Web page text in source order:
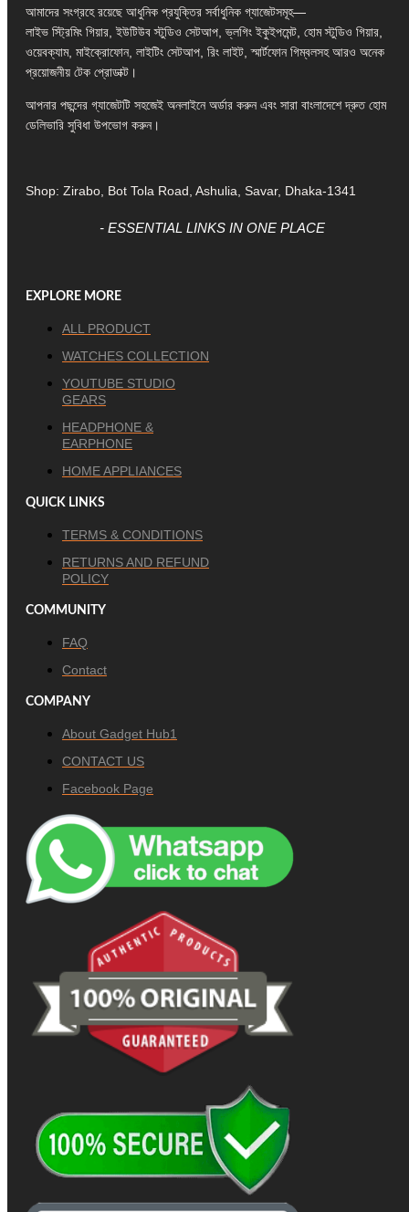
আমাদের সংগ্রহে রয়েছে আধুনিক প্রযুক্তির সর্বাধুনিক গ্যাজেটসমূহ—
লাইভ স্ট্রিমিং গিয়ার, ইউটিউব স্টুডিও সেটআপ, ভ্লগিং ইকুইপমেন্ট, হোম স্টুডিও গিয়ার,
ওয়েবক্যাম, মাইক্রোফোন, লাইটিং সেটআপ, রিং লাইট, স্মার্টফোন গিম্বলসহ আরও অনেক
প্রয়োজনীয় টেক প্রোডাক্ট।
আপনার পছন্দের গ্যাজেটটি সহজেই অনলাইনে অর্ডার করুন এবং সারা বাংলাদেশে দ্রুত হোম
ডেলিভারি সুবিধা উপভোগ করুন।
Shop: Zirabo, Bot Tola Road, Ashulia, Savar, Dhaka-1341
- ESSENTIAL LINKS IN ONE PLACE
EXPLORE MORE
ALL PRODUCT
WATCHES COLLECTION
YOUTUBE STUDIO
GEARS
HEADPHONE &
EARPHONE
HOME APPLIANCES
QUICK LINKS
TERMS & CONDITIONS
RETURNS AND REFUND
POLICY
COMMUNITY
FAQ
Contact
COMPANY
About Gadget Hub1
CONTACT US
Facebook Page